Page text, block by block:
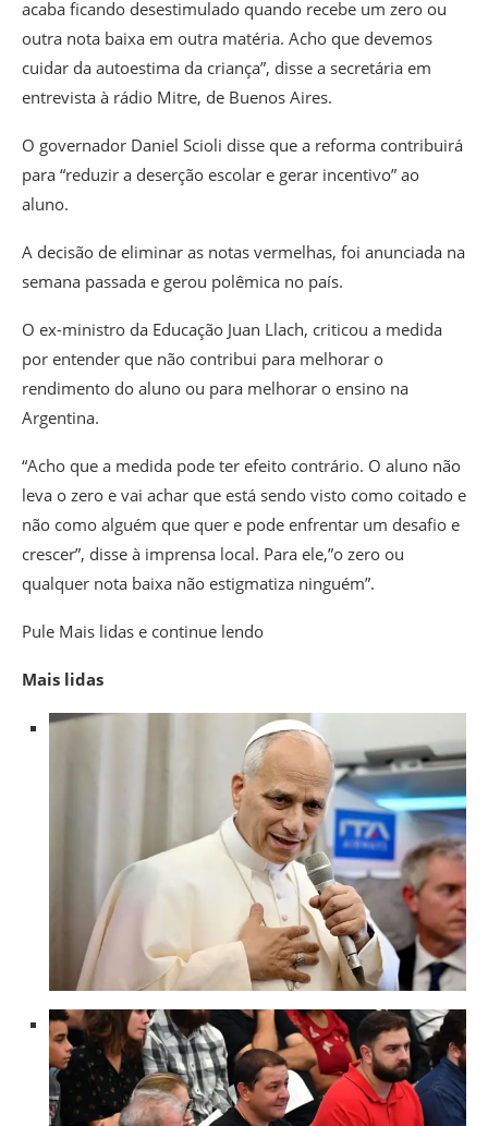
acaba ficando desestimulado quando recebe um zero ou
outra nota baixa em outra matéria. Acho que devemos
cuidar da autoestima da criança”, disse a secretária em
entrevista à rádio Mitre, de Buenos Aires.
O governador Daniel Scioli disse que a reforma contribuirá
para “reduzir a deserção escolar e gerar incentivo” ao
aluno.
A decisão de eliminar as notas vermelhas, foi anunciada na
semana passada e gerou polêmica no país.
O ex-ministro da Educação Juan Llach, criticou a medida
por entender que não contribui para melhorar o
rendimento do aluno ou para melhorar o ensino na
Argentina.
“Acho que a medida pode ter efeito contrário. O aluno não
leva o zero e vai achar que está sendo visto como coitado e
não como alguém que quer e pode enfrentar um desafio e
crescer”, disse à imprensa local. Para ele,”o zero ou
qualquer nota baixa não estigmatiza ninguém”.
Pule Mais lidas e continue lendo
Mais lidas